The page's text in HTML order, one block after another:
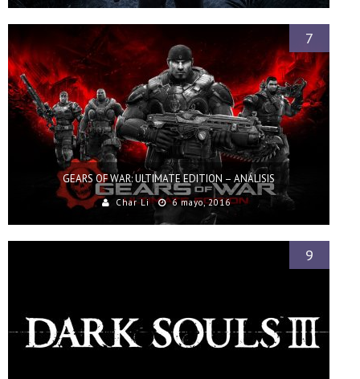
GEARS OF WAR: ULTIMATE EDITION – ANÁLISIS
Char Li 6 mayo, 2016
7
9